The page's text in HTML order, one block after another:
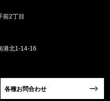
前2丁目
港北1-14-16
各種お問合わせ